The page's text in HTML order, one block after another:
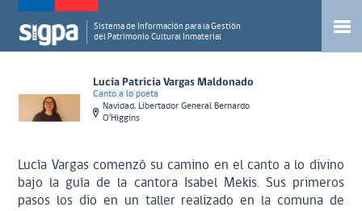
Sistema de Información para la Gestión
del Patrimonio Cultural Inmaterial
Lucia Patricia Vargas Maldonado
Canto a lo poeta
Navidad, Libertador General Bernardo
O'Higgins
Lucía Vargas comenzó su camino en el canto a lo divino
bajo la guía de la cantora Isabel Mekis. Sus primeros
pasos los dio en un taller realizado en la comuna de